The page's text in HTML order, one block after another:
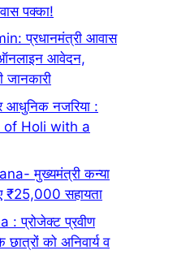
पक्का!
प्रधानमंत्री आवास
आवेदन,
जानकारी
आधुनिक नजरिया :
of Holi with a
मुख्यमंत्री कन्या
₹25,000 सहायता
प्रोजेक्ट प्रवीण
को अनिवार्य व